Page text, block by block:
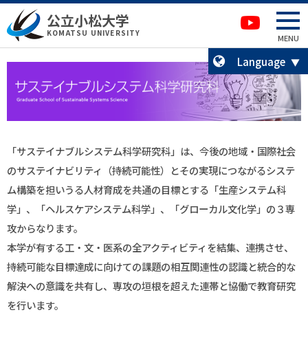
本文へ移動 サイトマップへ移動
公立小松大学
KOMATSU UNIVERSITY MENU
卒業生の方へ
Language
「サステイナブルシステム科学研究科」は、今後の地域・国際社会
のサステイナビリティ（持続可能性）とその実現につながるシステ
ム構築を担いうる人材育成を共通の目標とする「生産システム科
学」、「ヘルスケアシステム科学」、「グローカル文化学」の３専
攻からなります。
本学が有する工・文・医系の全アクティビティを結集、連携させ、
持続可能な目標達成に向けての課題の相互関連性の認識と統合的な
解決への意識を共有し、専攻の垣根を超えた連帯と協働で教育研究
を行います。